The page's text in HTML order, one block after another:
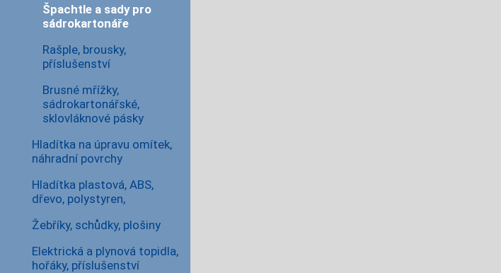
Špachtle a sady pro
sádrokartonáře
Rašple, brousky,
příslušenství
Brusné mřížky,
sádrokartonářské,
sklovláknové pásky
Hladítka na úpravu omítek,
náhradní povrchy
Hladítka plastová, ABS,
dřevo, polystyren,
Žebříky, schůdky, plošiny
Elektrická a plynová topidla,
hořáky, příslušenství